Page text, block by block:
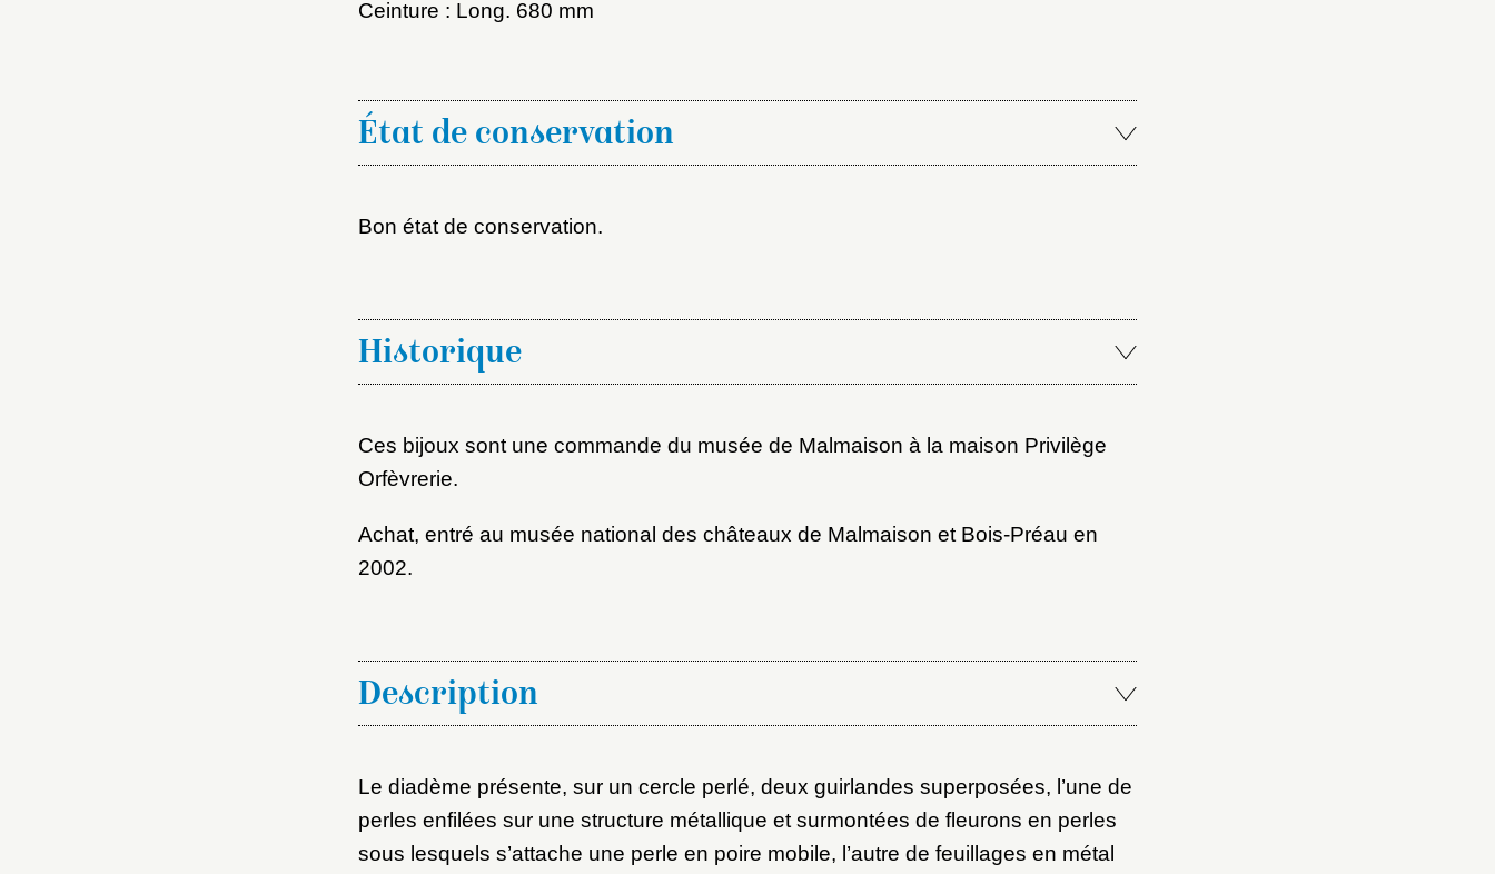
Ceinture : Long. 680 mm
État de conservation
Bon état de conservation.
Historique
Ces bijoux sont une commande du musée de Malmaison à la maison Privilège
Orfèvrerie.
Achat, entré au musée national des châteaux de Malmaison et Bois-Préau en
2002.
Description
Le diadème présente, sur un cercle perlé, deux guirlandes superposées, l’une de
perles enfilées sur une structure métallique et surmontées de fleurons en perles
sous lesquels s’attache une perle en poire mobile, l’autre de feuillages en métal
Créer et ajouter
Mot de passe